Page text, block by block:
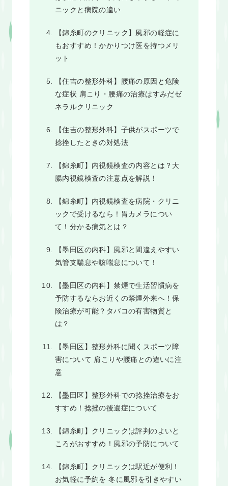
ニックと病院の違い
【錦糸町のクリニック】風邪の軽症に
もおすすめ！かかりつけ医を持つメリ
ット
【住吉の整形外科】腰痛の原因と危険
な症状 肩こり・腰痛の治療はすみだゼ
ネラルクリニック
【住吉の整形外科】子供がスポーツで
捻挫したときの対処法
【錦糸町】内視鏡検査の内容とは？大
腸内視鏡検査の注意点を解説！
【錦糸町】内視鏡検査を病院・クリニ
ックで受けるなら！胃カメラについ
て！分かる病気とは？
【墨田区の内科】風邪と間違えやすい
気管支喘息や咳喘息について！
【墨田区の内科】禁煙で生活習慣病を
予防するならお近くの禁煙外来へ！保
険治療が可能？タバコの有害物質と
は？
【墨田区】整形外科に聞くスポーツ障
害について 肩こりや腰痛との違いに注
意
【墨田区】整形外科での捻挫治療をお
すすめ！捻挫の後遺症について
【錦糸町】クリニックは評判のよいと
ころがおすすめ！風邪の予防について
【錦糸町】クリニックは駅近が便利！
お気軽に予約を 冬に風邪を引きやすい